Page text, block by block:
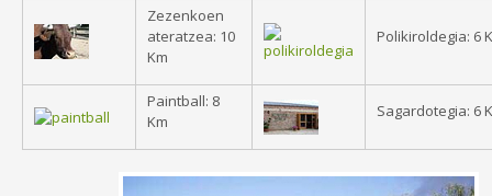
Zezenkoen
ateratzea: 10
Km
Polikiroldegia: 6
Paintball: 8
Km
Sagardotegia: 6